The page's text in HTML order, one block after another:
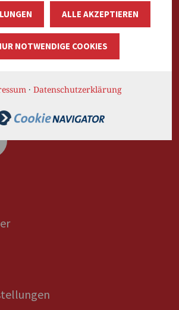
ALLE AKZEPTIEREN
NOTWENDIGE COOKIES
· Datenschutzerklärung
(0)721 988430-0
988430-24
trk.de